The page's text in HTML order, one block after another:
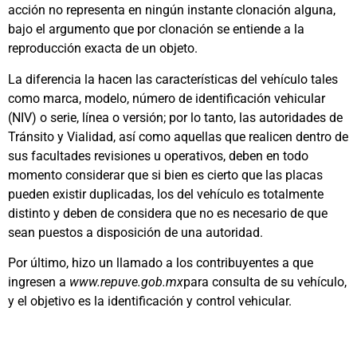
acción no representa en ningún instante clonación alguna,
bajo el argumento que por clonación se entiende a la
reproducción exacta de un objeto.
La diferencia la hacen las características del vehículo tales
como marca, modelo, número de identificación vehicular
(NIV) o serie, línea o versión; por lo tanto, las autoridades de
Tránsito y Vialidad, así como aquellas que realicen dentro de
sus facultades revisiones u operativos, deben en todo
momento considerar que si bien es cierto que las placas
pueden existir duplicadas, los del vehículo es totalmente
distinto y deben de considera que no es necesario de que
sean puestos a disposición de una autoridad.
Por último, hizo un llamado a los contribuyentes a que
ingresen a www.repuve.gob.mxpara consulta de su vehículo,
y el objetivo es la identificación y control vehicular.